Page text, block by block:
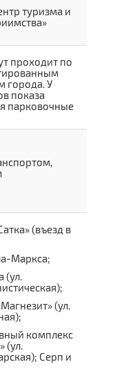
туризма и
проходит по
города. У
показа
парковочные
(въезд в
Маркса;
(ул.
(ул.
комплекс
(ул.
Серп и